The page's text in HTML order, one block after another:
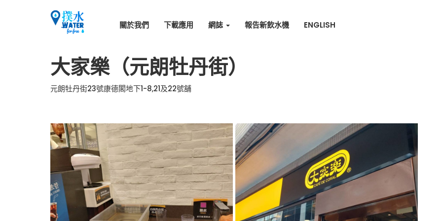
關於我們 下載應用 網誌 報告新飲水機 ENGLISH
大家樂（元朗牡丹街）
元朗牡丹街23號康德閣地下1-8,21及22號舖